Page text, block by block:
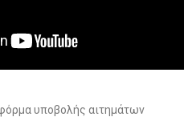
υποβολής αιτημάτων